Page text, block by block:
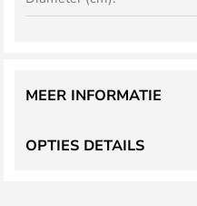
OPTIES DETAILS
MEER INFORMATIE